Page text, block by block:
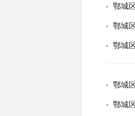
鄂城
鄂城
鄂城
鄂城
鄂城